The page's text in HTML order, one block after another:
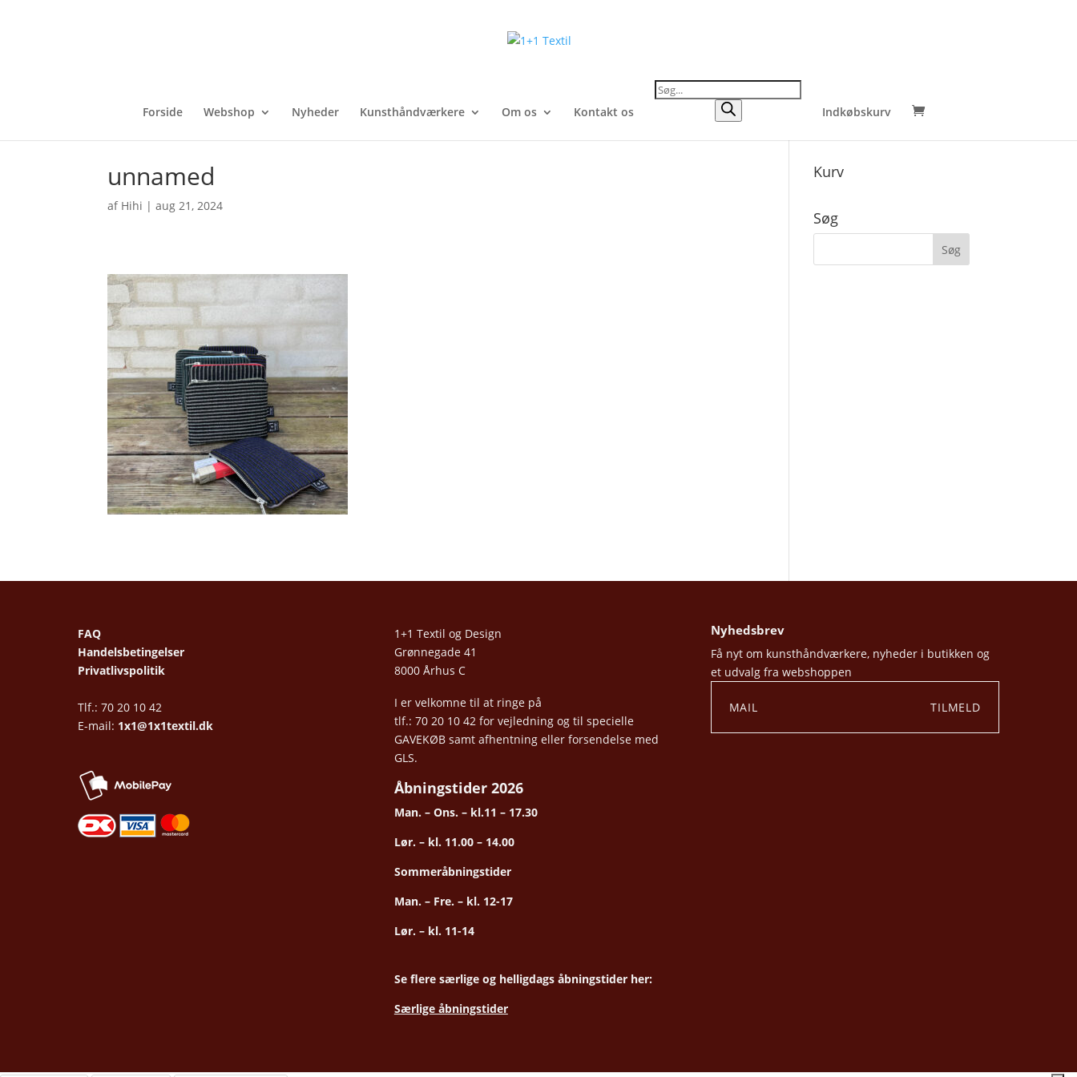
Forside Webshop Nyheder Kunsthåndværkere Om os Kontakt os
Products
search
Indkøbskurv
unnamed
af Hihi |aug 21, 2024
Kurv
Søg
FAQ
Handelsbetingelser
Privatlivspolitik
Tlf.: 70 20 10 42
E-mail: 1x1@1x1textil.dk
1+1 Textil og Design
Grønnegade 41
8000 Århus C
I er velkomne til at ringe på
tlf.: 70 20 10 42 for vejledning og til specielle
GAVEKØB samt afhentning eller forsendelse med
GLS.
Åbningstider 2026
Man. – Ons. – kl.11 – 17.30
Lør. – kl. 11.00 – 14.00
Sommeråbningstider
Man. – Fre. – kl. 12-17
Lør. – kl. 11-14
Se flere særlige og helligdags åbningstider her:
Særlige åbningstider
Nyhedsbrev
Få nyt om kunsthåndværkere, nyheder i butikken og
et udvalg fra webshoppen
TILMELD